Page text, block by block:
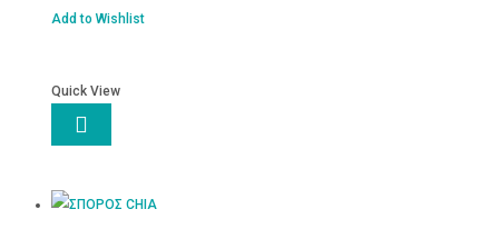
Add to Wishlist
Quick View
